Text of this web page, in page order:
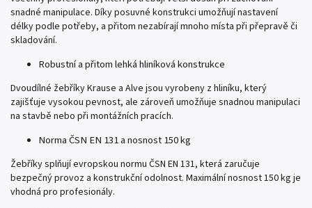
snadné manipulace. Díky posuvné konstrukci umožňují nastavení
délky podle potřeby, a přitom nezabírají mnoho místa při přepravě či
skladování.
Robustní a přitom lehká hliníková konstrukce
Dvoudílné žebříky Krause a Alve jsou vyrobeny z hliníku, který
zajišťuje vysokou pevnost, ale zároveň umožňuje snadnou manipulaci
na stavbě nebo při montážních pracích.
Norma ČSN EN 131 a nosnost 150 kg
Žebříky splňují evropskou normu ČSN EN 131, která zaručuje
bezpečný provoz a konstrukční odolnost. Maximální nosnost 150 kg je
vhodná pro profesionály.